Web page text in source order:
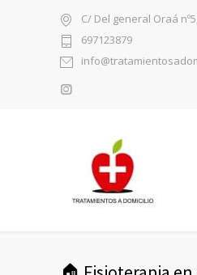
C/ Del general Oraá
697123879